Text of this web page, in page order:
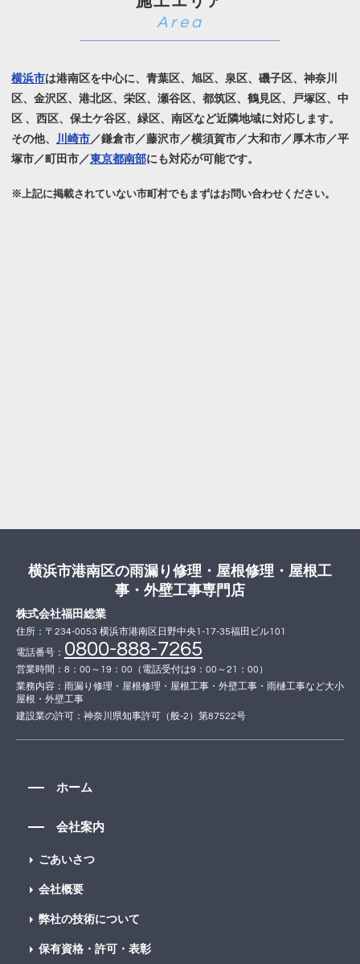
横浜市は港南区を中心に、青葉区、旭区、泉区、磯子区、神奈川
区、金沢区、港北区、栄区、瀬谷区、 都筑区、鶴見区、戸塚区、中
区 、西区、保土ケ谷区、緑区、南区など近隣地域に対応します。
その他、
川崎市／鎌倉市／藤沢市／横須賀市／大和市／厚木市／平
塚市／町田市／東京都南部にも対応が可能です。
※上記に掲載されていない市町村でもまずはお問い合わせください。
横浜市港南区の雨漏り修理・屋根修理・屋根工
事・外壁工事専門店
株式会社福田総業
住所：〒234-0053 横浜市港南区日野中央1-17-35福田ビル101
電話番号： 0800-888-7265
営業時間：8：00～19：00（電話受付は9：00～21：00）
業務内容：雨漏り修理・屋根修理・屋根工事・外壁工事・雨樋工事など大小
屋根・外壁工事
建設業の許可：神奈川県知事許可（般-2）第87522号
ホーム
会社案内
ごあいさつ
会社概要
弊社の技術について
保有資格・許可・表彰